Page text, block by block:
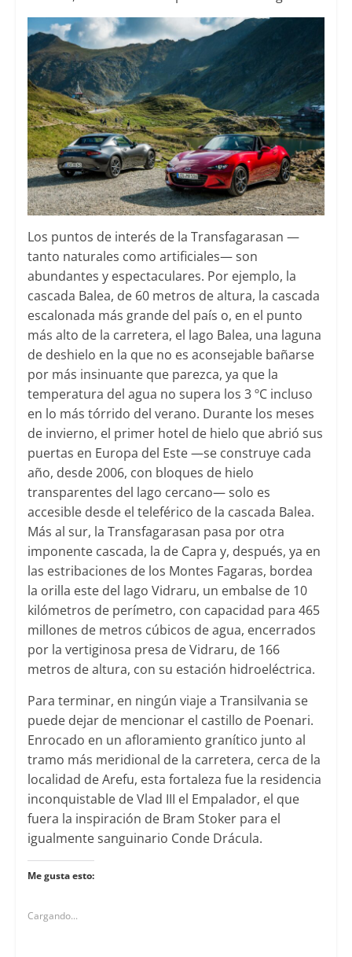
Los puntos de interés de la Transfagarasan —
tanto naturales como artificiales— son
abundantes y espectaculares. Por ejemplo, la
cascada Balea, de 60 metros de altura, la cascada
escalonada más grande del país o, en el punto
más alto de la carretera, el lago Balea, una laguna
de deshielo en la que no es aconsejable bañarse
por más insinuante que parezca, ya que la
temperatura del agua no supera los 3 ºC incluso
en lo más tórrido del verano. Durante los meses
de invierno, el primer hotel de hielo que abrió sus
puertas en Europa del Este —se construye cada
año, desde 2006, con bloques de hielo
transparentes del lago cercano— solo es
accesible desde el teleférico de la cascada Balea.
Más al sur, la Transfagarasan pasa por otra
imponente cascada, la de Capra y, después, ya en
las estribaciones de los Montes Fagaras, bordea
la orilla este del lago Vidraru, un embalse de 10
kilómetros de perímetro, con capacidad para 465
millones de metros cúbicos de agua, encerrados
por la vertiginosa presa de Vidraru, de 166
metros de altura, con su estación hidroeléctrica.
Para terminar, en ningún viaje a Transilvania se
puede dejar de mencionar el castillo de Poenari.
Enrocado en un afloramiento granítico junto al
tramo más meridional de la carretera, cerca de la
localidad de Arefu, esta fortaleza fue la residencia
inconquistable de Vlad III el Empalador, el que
fuera la inspiración de Bram Stoker para el
igualmente sanguinario Conde Drácula.
Me gusta esto:
Cargando...